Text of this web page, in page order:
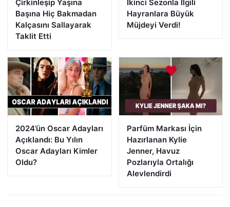
Çirkinleşip Yaşına
Başına Hiç Bakmadan
Kalçasını Sallayarak
Taklit Etti
İkinci Sezonla İlgili
Hayranlara Büyük
Müjdeyi Verdi!
2024’ün Oscar Adayları
Açıklandı: Bu Yılın
Oscar Adayları Kimler
Oldu?
Parfüm Markası İçin
Hazırlanan Kylie
Jenner, Havuz
Pozlarıyla Ortalığı
Alevlendirdi